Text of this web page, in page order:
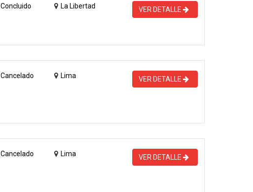
Concluido La Libertad VER DETALLE
Cancelado Lima VER DETALLE
Cancelado Lima VER DETALLE